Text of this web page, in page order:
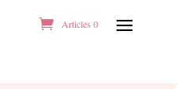
Articles 0